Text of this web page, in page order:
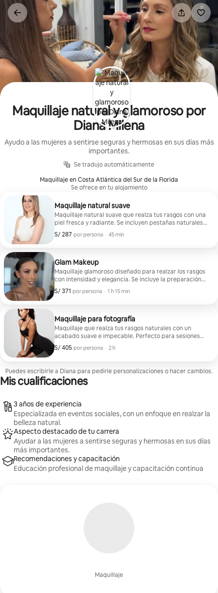
Omite
contenido
Maquillaje natural y glamoroso por
Diana Milena
Ayudo a las mujeres a sentirse seguras y hermosas en sus días más
importantes.
Se tradujo automáticamente
Maquillaje en Costa Atlántica del Sur de la Florida
Se ofrece en tu alojamiento
Maquillaje natural suave
Maquillaje natural suave que realza tus rasgos con una
piel fresca y radiante. Se incluyen pestañas naturales.
La tarifa de viaje no está incluida.
S/ 287 por persona
S/ 287 por huésped
, · 45 min
Glam Makeup
Maquillaje glamoroso diseñado para realzar los rasgos
con intensidad y elegancia. Se incluye la preparación
de la piel y las pestañas.
S/ 371 por persona
S/ 371 por huésped
, · 1 h 15 min
Maquillaje para fotografía
Maquillaje que realza tus rasgos naturales con un
acabado suave e impecable. Perfecto para sesiones
de fotos, creación de contenido y momentos
especiales en los que cada detalle importa.
S/ 405 por persona
S/ 405 por huésped
, · 2 h
Puedes escribirle a Diana para pedirle personalizaciones o hacer cambios.
Mis cualificaciones
Maquillaje
3 años de experiencia
Especializada en eventos sociales, con un enfoque en realzar la
belleza natural.
Aspecto destacado de tu carrera
Ayudar a las mujeres a sentirse seguras y hermosas en sus días
más importantes.
Recomendaciones y capacitación
Educación profesional de maquillaje y capacitación continua